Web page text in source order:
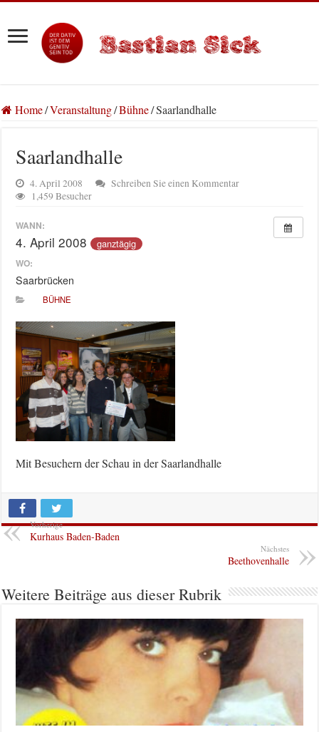
Home/Veranstaltung/Bühne/Saarlandhalle
Saarlandhalle
4. April 2008
Schreiben Sie einen Kommentar
1,459 Besucher
WANN:
4. April 2008 ganztägig
WO:
Saarbrücken
BÜHNE
Mit Besuchern der Schau in der Saarlandhalle
Vorherige
Kurhaus Baden-Baden
Nächstes
Beethovenhalle
Weitere Beiträge aus dieser Rubrik